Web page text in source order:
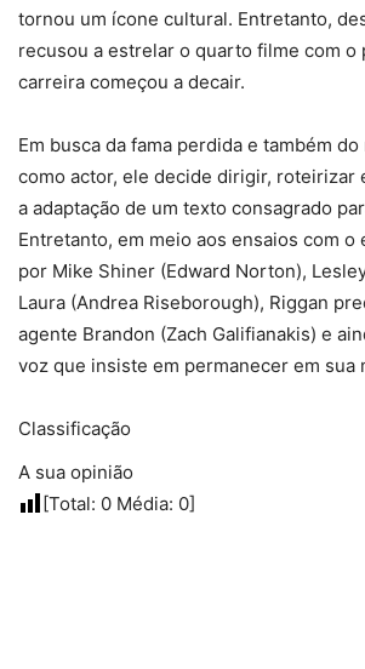
tornou um ícone cultural. Entretanto,
recusou a estrelar o quarto filme com o
carreira começou a decair.
Em busca da fama perdida e também
como actor, ele decide dirigir, roteirizar
a adaptação de um texto consagrado
Entretanto, em meio aos ensaios com o
por Mike Shiner (Edward Norton),
Laura (Andrea Riseborough), Riggan
agente Brandon (Zach Galifianakis) e
voz que insiste em permanecer em sua
Classificação
A sua opinião
[Total: 0 Média: 0]